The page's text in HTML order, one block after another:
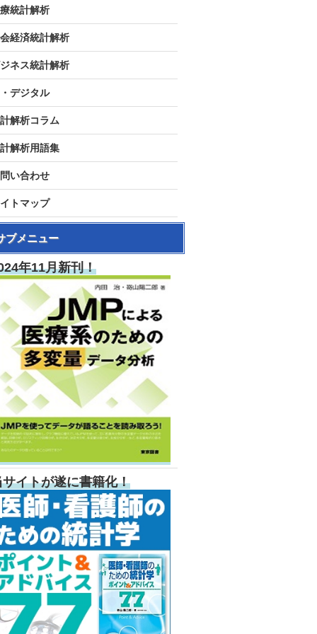
統計解析
経済統計解析
ネス統計解析
デジタル
解析コラム
解析用語集
い合わせ
トマップ
ブメニュー
年11月新刊！
サイトが遂に書籍化！